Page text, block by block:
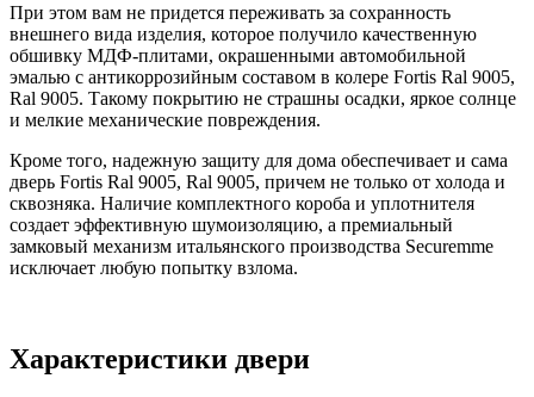
При этом вам не придется переживать за сохранность
внешнего вида изделия, которое получило качественную
обшивку МДФ-плитами, окрашенными автомобильной
эмалью с антикоррозийным составом в колере Fortis Ral 9005,
Ral 9005. Такому покрытию не страшны осадки, яркое солнце
и мелкие механические повреждения.
Кроме того, надежную защиту для дома обеспечивает и сама
дверь Fortis Ral 9005, Ral 9005, причем не только от холода и
сквозняка. Наличие комплектного короба и уплотнителя
создает эффективную шумоизоляцию, а премиальный
замковый механизм итальянского производства Securemme
исключает любую попытку взлома.
Характеристики двери